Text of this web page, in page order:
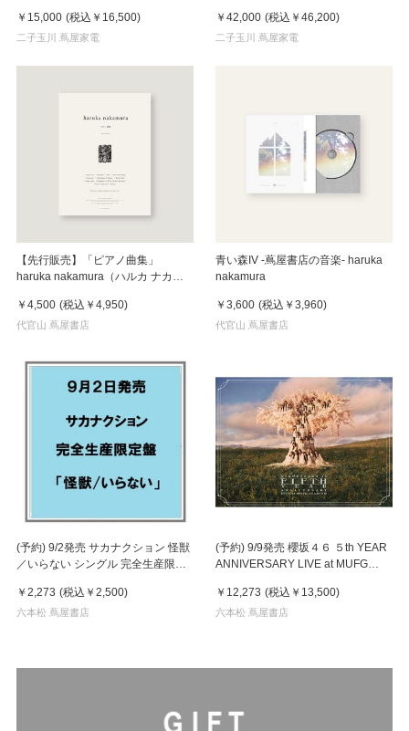
ヤー Silver(シルバー)
￥15,000 (税込 ￥16,500)
二子玉川 蔦屋家電
￥42,000 (税込 ￥46,200)
二子玉川 蔦屋家電
【先行販売】「ピアノ曲集」
haruka nakamura（ハルカ ナカム
￥4,500 (税込 ￥4,950)
代官山 蔦屋書店
青い森IV -蔦屋書店の音楽- haruka
nakamura
￥3,600 (税込 ￥3,960)
代官山 蔦屋書店
(予約) 9/2発売 サカナクション 怪獣
／いらない シングル 完全生産限定
￥2,273 (税込 ￥2,500)
六本松 蔦屋書店
(予約) 9/9発売 櫻坂４６ ５th YEAR
ANNIVERSARY LIVE at MUFG
￥12,273 (税込 ￥13,500)
六本松 蔦屋書店